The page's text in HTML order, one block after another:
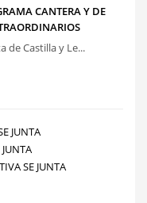
CANTERA Y DE
de Castilla y Le...
JUNTA
SE JUNTA